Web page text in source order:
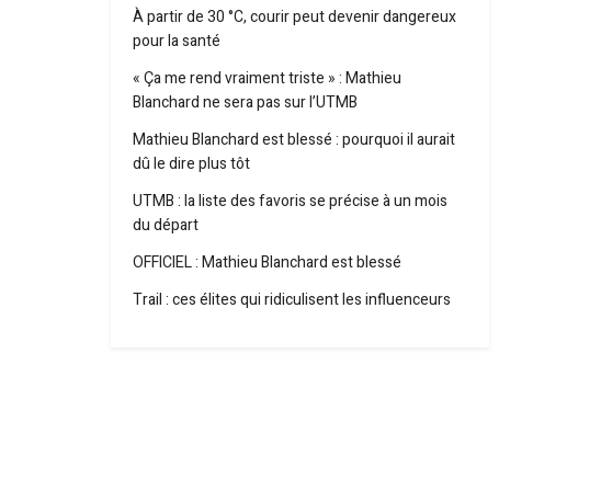
À partir de 30 °C, courir peut devenir dangereux
pour la santé
« Ça me rend vraiment triste » : Mathieu
Blanchard ne sera pas sur l’UTMB
Mathieu Blanchard est blessé : pourquoi il aurait
dû le dire plus tôt
UTMB : la liste des favoris se précise à un mois
du départ
OFFICIEL : Mathieu Blanchard est blessé
Trail : ces élites qui ridiculisent les influenceurs